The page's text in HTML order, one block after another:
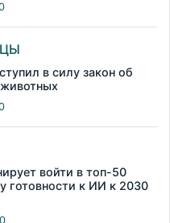
в силу закон об
войти в топ-50
готовности к ИИ к 2030
0